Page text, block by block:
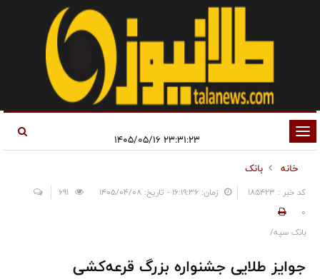
تغییر
وضعیت
ناوبری
خانه
بانک
کد خبر : 185423 زمان: ۱۶:۱۹:۳۶ - تاریخ: ۱۴۰۵/۰۴/۰۸
0
بانک سپه/
جوایز طلایی جشنواره بزرگ قرعه‌کشی